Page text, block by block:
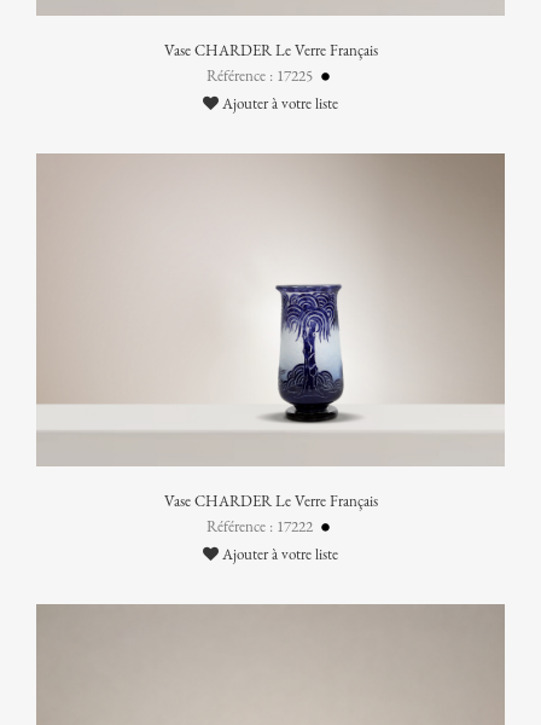
Vase CHARDER Le Verre Français
Référence : 17225
Ajouter à votre liste
Vase CHARDER Le Verre Français
Référence : 17222
Ajouter à votre liste